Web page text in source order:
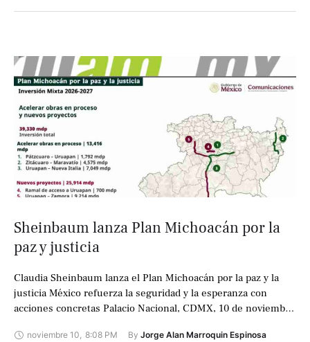
Sheinbaum lanza Plan Michoacán por la
paz y justicia
Claudia Sheinbaum lanza el Plan Michoacán por la paz y la
justicia México refuerza la seguridad y la esperanza con
acciones concretas Palacio Nacional, CDMX, 10 de noviembre
noviembre 10, 8:08 PM By Jorge Alan Marroquin Espinosa